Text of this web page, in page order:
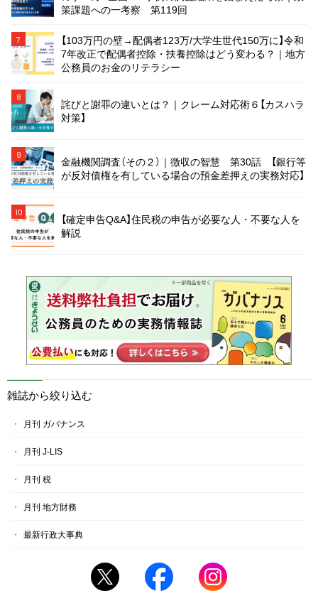
策課題への一考察 第119回
7
【103万円の壁→配偶者123万/大学生世代150万に】令和
7年改正で配偶者控除・扶養控除はどう変わる？｜地方
公務員のお金のリテラシー
8
詫びと謝罪の違いとは？｜クレーム対応術６【カスハラ
対策】
9
金融機関調査（その２）｜徴収の智慧 第30話 【銀行等
が反対債権を有している場合の預金差押えの実務対応】
10
【確定申告Q&A】住民税の申告が必要な人・不要な人を
解説
雑誌から絞り込む
月刊 ガバナンス
月刊 J-LIS
月刊 税
月刊 地方財務
最新行政大事典